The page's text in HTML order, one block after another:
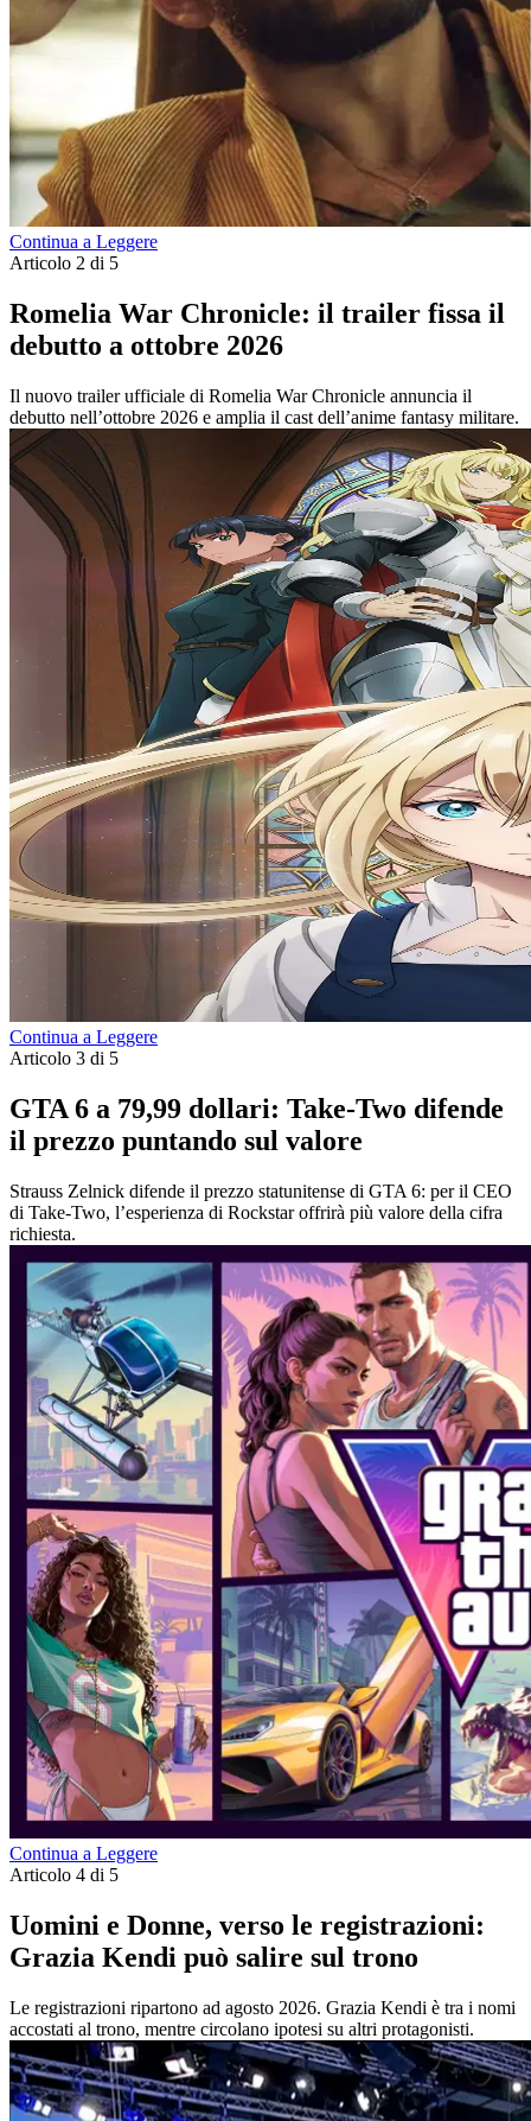
Continua a Leggere
Articolo 2 di 5
Romelia War Chronicle: il trailer fissa il
debutto a ottobre 2026
Il nuovo trailer ufficiale di Romelia War Chronicle annuncia il
debutto nell’ottobre 2026 e amplia il cast dell’anime fantasy militare.
Continua a Leggere
Articolo 3 di 5
GTA 6 a 79,99 dollari: Take-Two difende
il prezzo puntando sul valore
Strauss Zelnick difende il prezzo statunitense di GTA 6: per il CEO
di Take-Two, l’esperienza di Rockstar offrirà più valore della cifra
richiesta.
Continua a Leggere
Articolo 4 di 5
Uomini e Donne, verso le registrazioni:
Grazia Kendi può salire sul trono
Le registrazioni ripartono ad agosto 2026. Grazia Kendi è tra i nomi
accostati al trono, mentre circolano ipotesi su altri protagonisti.